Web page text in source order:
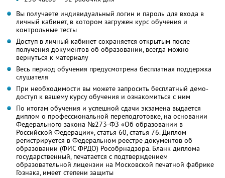
Вы получаете индивидуальный логин и пароль для входа в
личный кабинет, в котором загружен курс обучения и
контрольные тесты
Доступ в личный кабинет сохраняется открытым после
получения документов об образовании, всегда можно
вернуться к материалу
Весь период обучения предусмотрена бесплатная поддержка
слушателя
При необходимости вы можете запросить бесплатный демо-
доступ к вашему курсу обучения и ознакомиться с ним
По итогам обучения и успешной сдачи экзамена выдается
диплом о профессиональной переподготовке, на основании
Федерального закона №273-ФЗ «Об образовании в
Российской Федерации», статья 60, статья 76. Диплом
регистрируется в Федеральном реестре документов об
образовании (ФИС ФРДО) Рособрнадзора. Бланк диплома
государственный, печатается с подтверждением
образовательной лицензии на Московской печатной фабрике
Гознака, имеет степени защиты